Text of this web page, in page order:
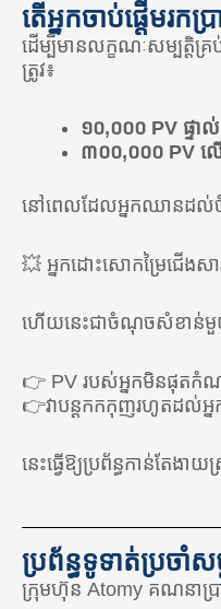
អាមេរិក
🇨🇦 កាណាដា
🇨🇴 ប្រទេសកូឡុំប៊ី
🇧🇷 ប្រេស៊ីល
អឺរ៉ុប
🇬🇧 ចក្រភពអង់គ្លេស
🇰🇭 កម្ពុជា
តើអ្នកចាប់ផ្តើម
ដើម្បីមានលក្ខណៈសម្បត្តិគ្
ត្រូវ៖
១០,០០០ PV ផ្ទាល់
៣០០,០០០ PV លើ
នៅពេលដែលអ្នកឈានដល់
💥 អ្នកដោះសោកម្រៃជើងស
ហើយនេះជាចំណុចសំខាន់
👉 PV របស់អ្នកមិនផុតកំណ
👉វាបន្តកកកុញរហូតដល់អ្នក
នេះធ្វើឱ្យប្រព័ន្ធកាន់តែង
ប្រព័ន្ធទូទាត់ប្រចាំស
ក្រុមហ៊ុន Atomy គណនាប្